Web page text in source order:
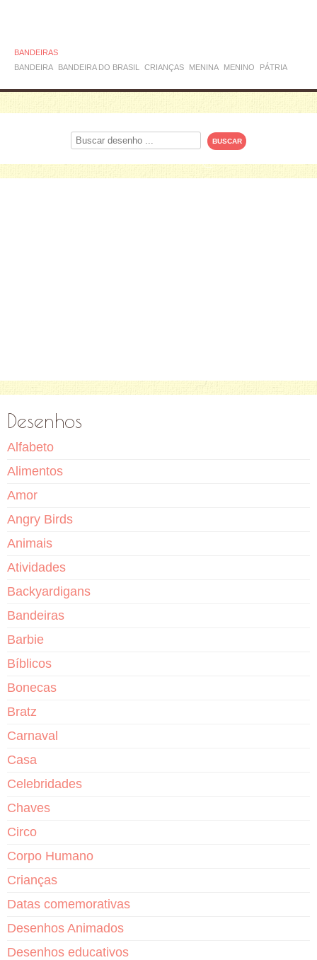
BANDEIRAS
BANDEIRA
BANDEIRA DO BRASIL CRIANÇAS MENINA MENINO PÁTRIA
Procurar
Desenhos
Alfabeto
Alimentos
Amor
Angry Birds
Animais
Atividades
Backyardigans
Bandeiras
Barbie
Bíblicos
Bonecas
Bratz
Carnaval
Casa
Celebridades
Chaves
Circo
Corpo Humano
Crianças
Datas comemorativas
Desenhos Animados
Desenhos educativos